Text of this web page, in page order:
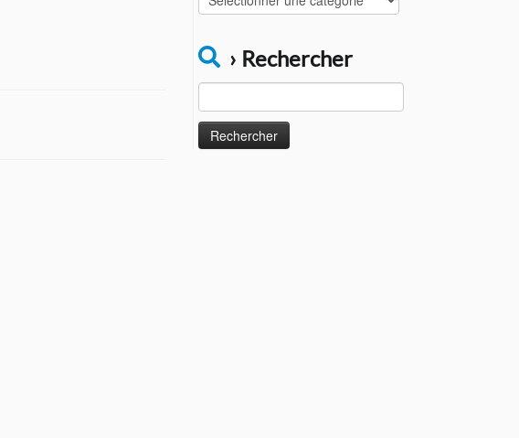
Catégories
› Rechercher